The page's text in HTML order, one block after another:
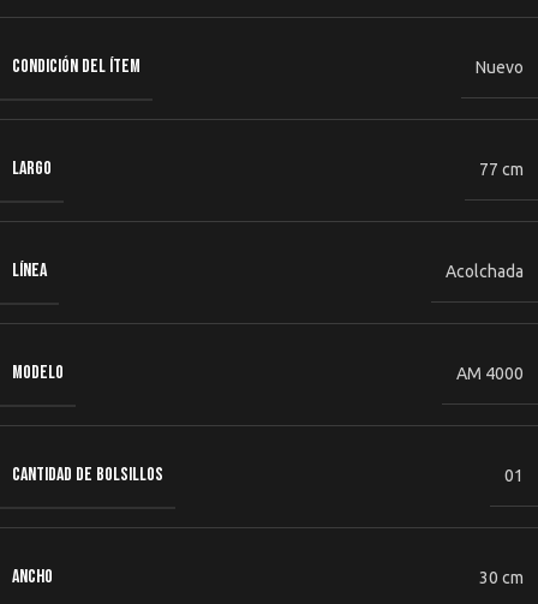
CONDICIÓN DEL ÍTEM Nuevo
LARGO 77 cm
LÍNEA Acolchada
MODELO AM 4000
CANTIDAD DE BOLSILLOS 01
ANCHO 30 cm